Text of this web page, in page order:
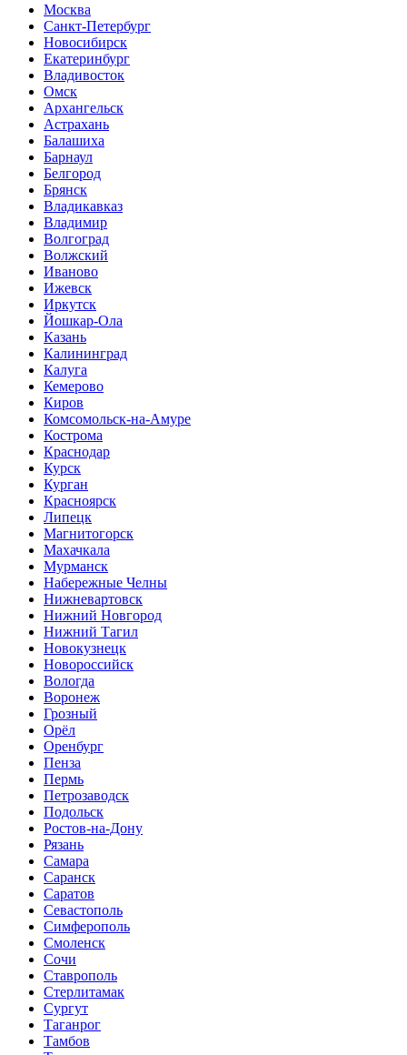
Москва
Санкт-Петербург
Новосибирск
Екатеринбург
Владивосток
Омск
Архангельск
Астрахань
Балашиха
Барнаул
Белгород
Брянск
Владикавказ
Владимир
Волгоград
Волжский
Иваново
Ижевск
Иркутск
Йошкар-Ола
Казань
Калининград
Калуга
Кемерово
Киров
Комсомольск-на-Амуре
Кострома
Краснодар
Курск
Курган
Красноярск
Липецк
Магнитогорск
Махачкала
Мурманск
Набережные Челны
Нижневартовск
Нижний Новгород
Нижний Тагил
Новокузнецк
Новороссийск
Вологда
Воронеж
Грозный
Орёл
Оренбург
Пенза
Пермь
Петрозаводск
Подольск
Ростов-на-Дону
Рязань
Самара
Саранск
Саратов
Севастополь
Симферополь
Смоленск
Сочи
Ставрополь
Стерлитамак
Сургут
Таганрог
Тамбов